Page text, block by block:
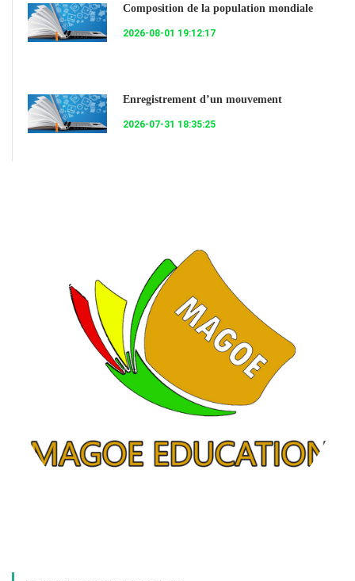
Composition de la population mondiale
2026-08-01 19:12:17
Enregistrement d’un mouvement
2026-07-31 18:35:25